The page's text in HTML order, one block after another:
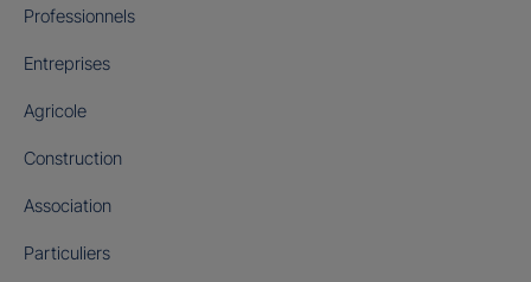
Professionnels
Entreprises
Agricole
Construction
Association
Particuliers